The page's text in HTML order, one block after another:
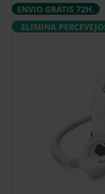
SALTAR
PARA
O
FINAL
ENVIO GRÁTIS 72H.
ELIMINA